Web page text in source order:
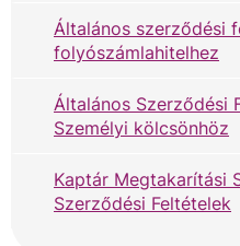
Általános szerződési
folyószámlahitelhez
Általános Szerződési
Személyi kölcsönhöz
Kaptár Megtakarítási
Szerződési Feltételek